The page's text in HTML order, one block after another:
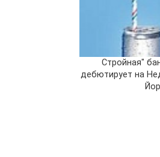
Стройная"
дебютирует на